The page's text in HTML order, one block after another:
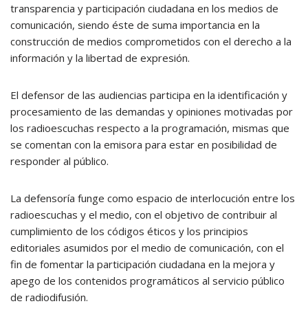
transparencia y participación ciudadana en los medios de
comunicación, siendo éste de suma importancia en la
construcción de medios comprometidos con el derecho a la
información y la libertad de expresión.
El defensor de las audiencias participa en la identificación y
procesamiento de las demandas y opiniones motivadas por
los radioescuchas respecto a la programación, mismas que
se comentan con la emisora para estar en posibilidad de
responder al público.
La defensoría funge como espacio de interlocución entre los
radioescuchas y el medio, con el objetivo de contribuir al
cumplimiento de los códigos éticos y los principios
editoriales asumidos por el medio de comunicación, con el
fin de fomentar la participación ciudadana en la mejora y
apego de los contenidos programáticos al servicio público
de radiodifusión.